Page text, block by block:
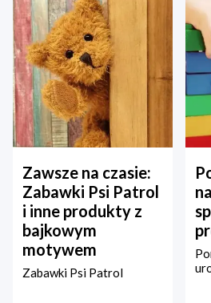
Zawsze na czasie:
Zabawki Psi Patrol
i inne produkty z
bajkowym
motywem
Zabawki Psi Patrol